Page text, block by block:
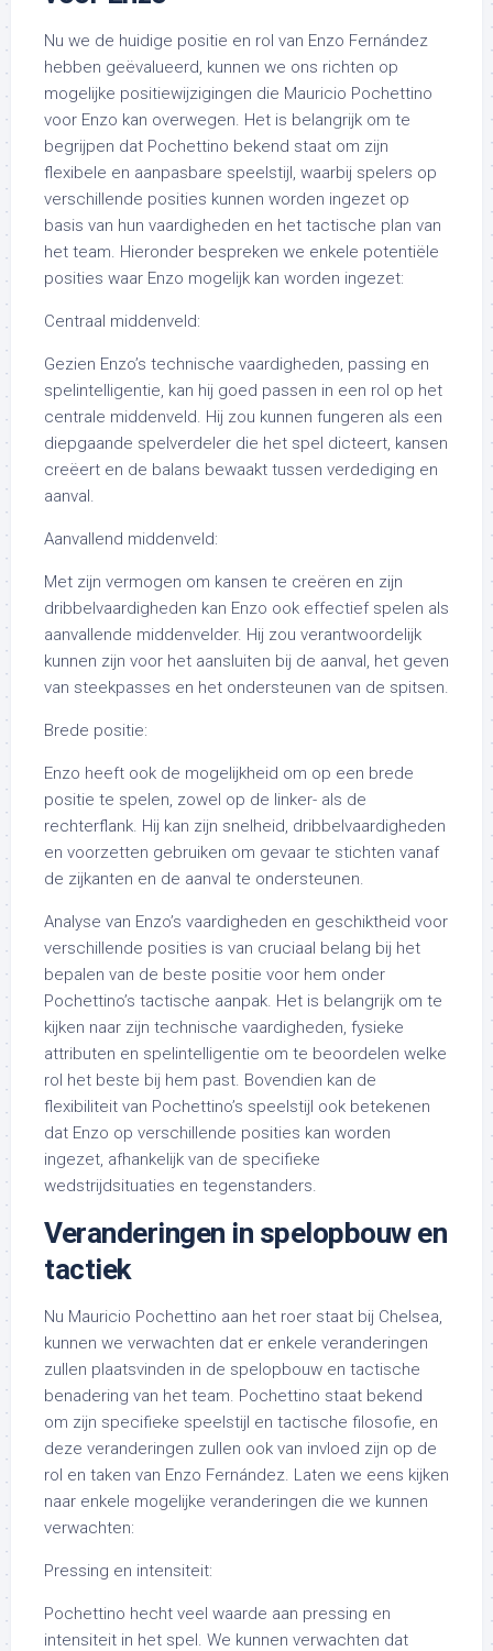
Nu we de huidige positie en rol van Enzo Fernández
hebben geëvalueerd, kunnen we ons richten op
mogelijke positiewijzigingen die Mauricio Pochettino
voor Enzo kan overwegen. Het is belangrijk om te
begrijpen dat Pochettino bekend staat om zijn
flexibele en aanpasbare speelstijl, waarbij spelers op
verschillende posities kunnen worden ingezet op
basis van hun vaardigheden en het tactische plan van
het team. Hieronder bespreken we enkele potentiële
posities waar Enzo mogelijk kan worden ingezet:
Centraal middenveld:
Gezien Enzo’s technische vaardigheden, passing en
spelintelligentie, kan hij goed passen in een rol op het
centrale middenveld. Hij zou kunnen fungeren als een
diepgaande spelverdeler die het spel dicteert, kansen
creëert en de balans bewaakt tussen verdediging en
aanval.
Aanvallend middenveld:
Met zijn vermogen om kansen te creëren en zijn
dribbelvaardigheden kan Enzo ook effectief spelen als
aanvallende middenvelder. Hij zou verantwoordelijk
kunnen zijn voor het aansluiten bij de aanval, het geven
van steekpasses en het ondersteunen van de spitsen.
Brede positie:
Enzo heeft ook de mogelijkheid om op een brede
positie te spelen, zowel op de linker- als de
rechterflank. Hij kan zijn snelheid, dribbelvaardigheden
en voorzetten gebruiken om gevaar te stichten vanaf
de zijkanten en de aanval te ondersteunen.
Analyse van Enzo’s vaardigheden en geschiktheid voor
verschillende posities is van cruciaal belang bij het
bepalen van de beste positie voor hem onder
Pochettino’s tactische aanpak. Het is belangrijk om te
kijken naar zijn technische vaardigheden, fysieke
attributen en spelintelligentie om te beoordelen welke
rol het beste bij hem past. Bovendien kan de
flexibiliteit van Pochettino’s speelstijl ook betekenen
dat Enzo op verschillende posities kan worden
ingezet, afhankelijk van de specifieke
wedstrijdsituaties en tegenstanders.
Veranderingen in spelopbouw en
tactiek
Nu Mauricio Pochettino aan het roer staat bij Chelsea,
kunnen we verwachten dat er enkele veranderingen
zullen plaatsvinden in de spelopbouw en tactische
benadering van het team. Pochettino staat bekend
om zijn specifieke speelstijl en tactische filosofie, en
deze veranderingen zullen ook van invloed zijn op de
rol en taken van Enzo Fernández. Laten we eens kijken
naar enkele mogelijke veranderingen die we kunnen
verwachten:
Pressing en intensiteit:
Pochettino hecht veel waarde aan pressing en
intensiteit in het spel. We kunnen verwachten dat